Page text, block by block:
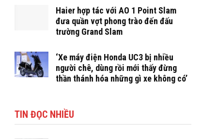
Haier hợp tác với AO 1 Point Slam
đưa quần vợt phong trào đến đấu
trường Grand Slam
‘Xe máy điện Honda UC3 bị nhiều
người chê, dùng rồi mới thấy đừng
thần thánh hóa những gì xe không có’
TIN ĐỌC NHIỀU